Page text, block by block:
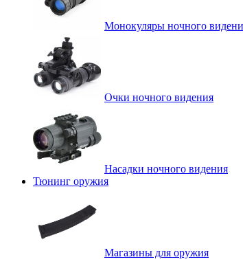
Монокуляры ночного
Очки ночного видения
Насадки ночного видения
Тюнинг оружия
Магазины для оружия